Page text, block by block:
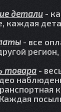
детали -
каждая
- все
товара -